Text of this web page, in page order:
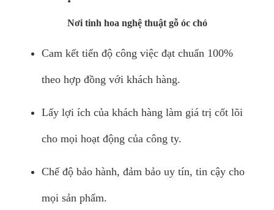
Nơi tinh hoa nghệ thuật gỗ óc chó
Cam kết tiến độ công việc đạt chuẩn 100%
theo hợp đồng với khách hàng.
Lấy lợi ích của khách hàng làm giá trị cốt lõi
cho mọi hoạt động của công ty.
Chế độ bảo hành, đảm bảo uy tín, tin cậy cho
mọi sản phẩm.